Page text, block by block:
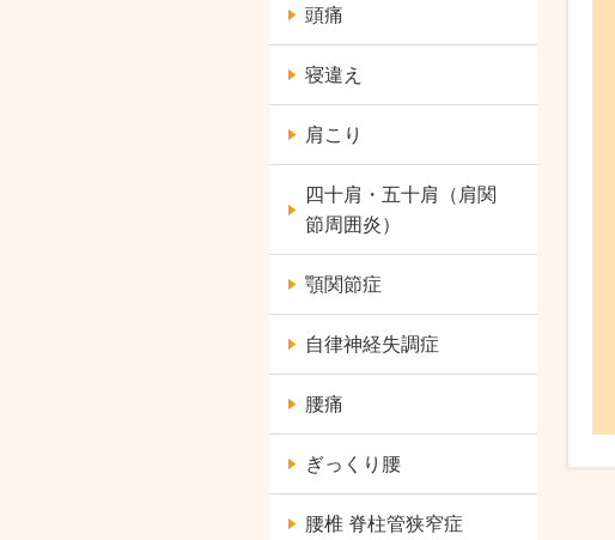
頭痛
寝違え
肩こり
四十肩・五十肩（肩関
節周囲炎）
顎関節症
自律神経失調症
腰痛
ぎっくり腰
腰椎 脊柱管狭窄症